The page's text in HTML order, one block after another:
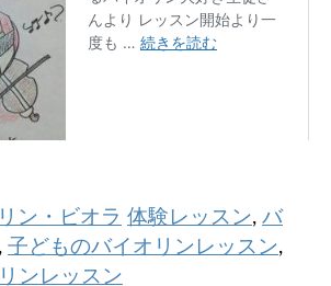
ン・ビオラ 体験レッスン, バ
, 子どものバイオリンレッスン,
ンレッスン